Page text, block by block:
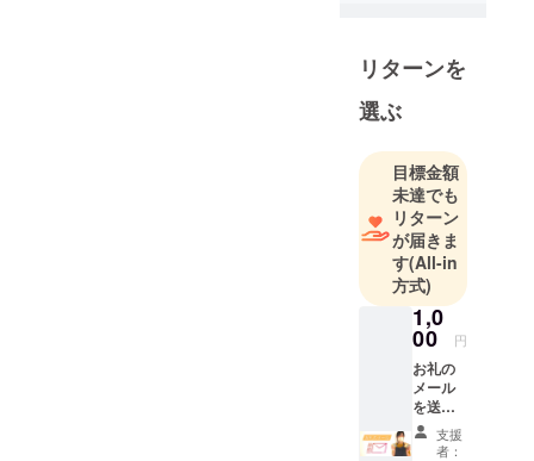
分の夢もみ
んなの夢を
叶えたいと
す‼︎
リターンを
選ぶ
目標金額
未達でも
リターン
が届きま
す(All-in
方式)
1,0
00 円
お礼の
メール
を送り
ます。
支援
者：